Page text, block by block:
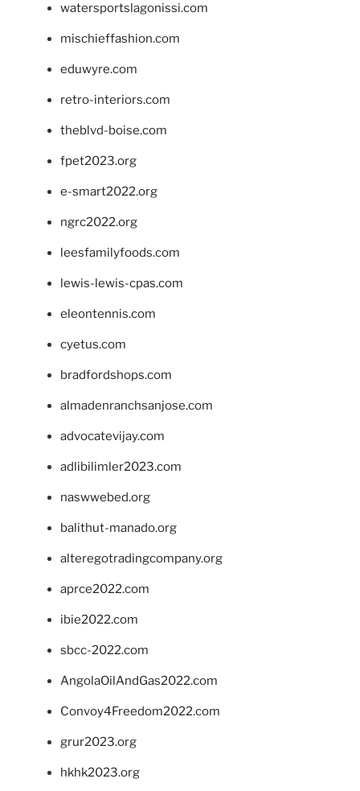
watersportslagonissi.com
mischieffashion.com
eduwyre.com
retro-interiors.com
theblvd-boise.com
fpet2023.org
e-smart2022.org
ngrc2022.org
leesfamilyfoods.com
lewis-lewis-cpas.com
eleontennis.com
cyetus.com
bradfordshops.com
almadenranchsanjose.com
advocatevijay.com
adlibilimler2023.com
naswwebed.org
balithut-manado.org
alteregotradingcompany.org
aprce2022.com
ibie2022.com
sbcc-2022.com
AngolaOilAndGas2022.com
Convoy4Freedom2022.com
grur2023.org
hkhk2023.org